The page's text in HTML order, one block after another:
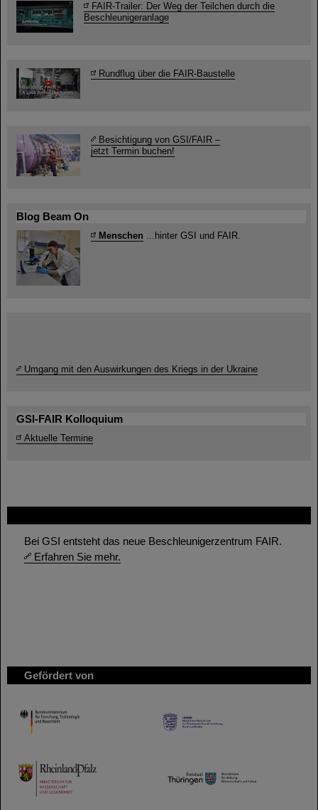
Bei GSI entsteht das neue Beschleunigerzentrum FAIR.
Erfahren Sie mehr.
Gefördert von
HMWK
TMWWDG
FAIR-Trailer: Der Weg der Teilchen durch die
Beschleunigeranlage
Rundflug über die FAIR-Baustelle
Besichtigung von GSI/FAIR –
jetzt Termin buchen!
Blog Beam On
Menschen ...hinter GSI und FAIR.
Umgang mit den Auswirkungen des Kriegs in der Ukraine
GSI-FAIR Kolloquium
Aktuelle Termine